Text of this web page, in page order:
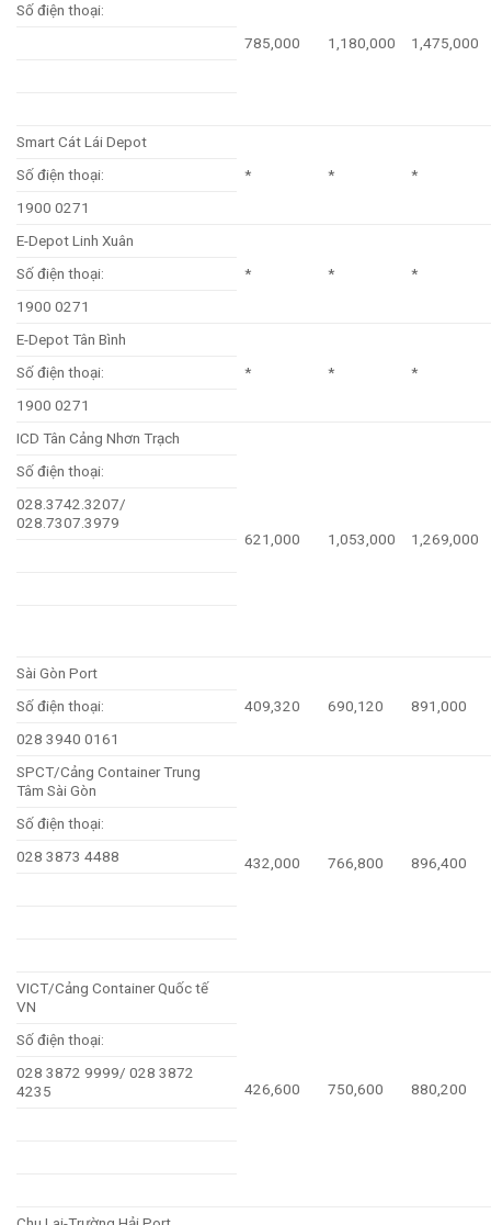
785,000 1,180,000 1,475,000
Số điện thoại:
Smart Cát Lái Depot
*
* *
Số điện thoại:
1900 0271
E-Depot Linh Xuân
*
* *
Số điện thoại:
1900 0271
E-Depot Tân Bình
*
* *
Số điện thoại:
1900 0271
ICD Tân Cảng Nhơn Trạch
621,000 1,053,000 1,269,000
Số điện thoại:
028.3742.3207/
028.7307.3979
Sài Gòn Port
409,320
690,120 891,000
Số điện thoại:
028 3940 0161
SPCT/Cảng Container Trung
Tâm Sài Gòn
432,000 766,800 896,400
Số điện thoại:
028 3873 4488
VICT/Cảng Container Quốc tế
VN
426,600 750,600 880,200
Số điện thoại:
028 3872 9999/ 028 3872
4235